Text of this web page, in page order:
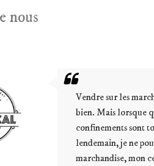
nous
sais faire et je le fais
annonces de
et que du jour au
écouler ma